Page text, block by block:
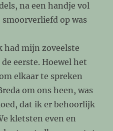
na een handje vol
op was
had mijn zoveelste
eerste. Hoewel het
elkaar te spreken
om ons heen, was
dat ik er behoorlijk
kletsten even en